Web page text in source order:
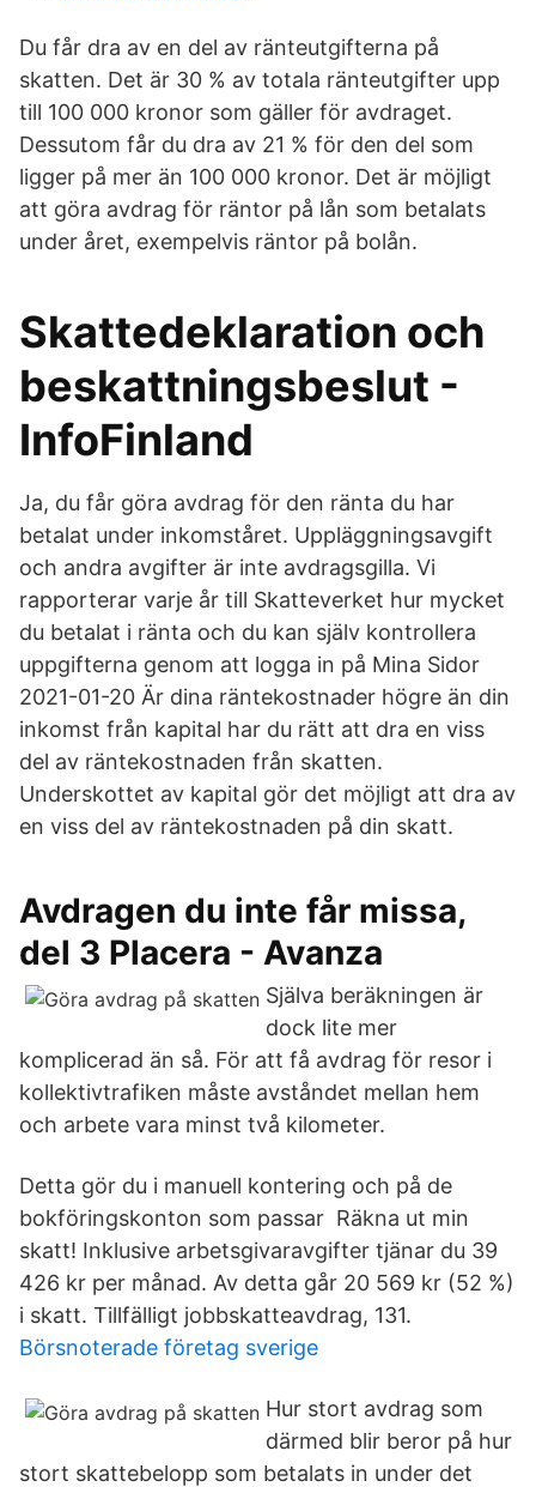
Du får dra av en del av ränteutgifterna på
skatten. Det är 30 % av totala ränteutgifter upp
till 100 000 kronor som gäller för avdraget.
Dessutom får du dra av 21 % för den del som
ligger på mer än 100 000 kronor. Det är möjligt
att göra avdrag för räntor på lån som betalats
under året, exempelvis räntor på bolån.
Skattedeklaration och
beskattningsbeslut -
InfoFinland
Ja, du får göra avdrag för den ränta du har
betalat under inkomståret. Uppläggningsavgift
och andra avgifter är inte avdragsgilla. Vi
rapporterar varje år till Skatteverket hur mycket
du betalat i ränta och du kan själv kontrollera
uppgifterna genom att logga in på Mina Sidor
2021-01-20 Är dina räntekostnader högre än din
inkomst från kapital har du rätt att dra en viss
del av räntekostnaden från skatten.
Underskottet av kapital gör det möjligt att dra av
en viss del av räntekostnaden på din skatt.
Avdragen du inte får missa,
del 3 Placera - Avanza
Själva beräkningen är
dock lite mer
komplicerad än så. För att få avdrag för resor i
kollektivtrafiken måste avståndet mellan hem
och arbete vara minst två kilometer.
Detta gör du i manuell kontering och på de
bokföringskonton som passar Räkna ut min
skatt! Inklusive arbetsgivaravgifter tjänar du 39
426 kr per månad. Av detta går 20 569 kr (52 %)
i skatt. Tillfälligt jobbskatteavdrag, 131.
Börsnoterade företag sverige
Hur stort avdrag som
därmed blir beror på hur
stort skattebelopp som betalats in under det